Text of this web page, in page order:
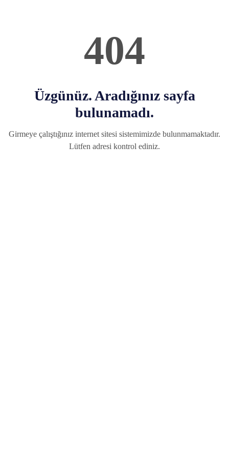
404
Üzgünüz. Aradığınız sayfa
bulunamadı.
Girmeye çalıştığınız internet sitesi sistemimizde bulunmamaktadır.
Lütfen adresi kontrol ediniz.